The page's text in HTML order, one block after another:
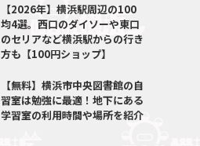
【2026年】横浜駅周辺の100
均4選。西口のダイソーや東口
のセリアなど横浜駅からの行き
方も【100円ショップ】
【無料】横浜市中央図書館の自
習室は勉強に最適！地下にある
学習室の利用時間や場所を紹介